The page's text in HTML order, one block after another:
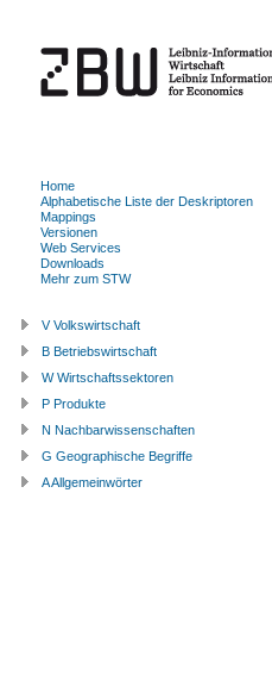
Home
Alphabetische Liste der Deskriptoren
Mappings
Versionen
Web Services
Downloads
Mehr zum STW
V Volkswirtschaft
B Betriebswirtschaft
W Wirtschaftssektoren
P Produkte
N Nachbarwissenschaften
G Geographische Begriffe
A Allgemeinwörter